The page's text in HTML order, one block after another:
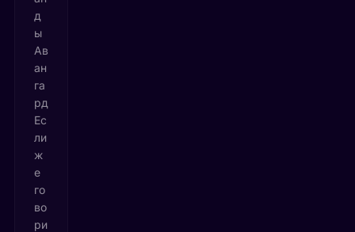
д
ы
Ав
ан
га
рд
Ес
ли
ж
е
го
во
ри